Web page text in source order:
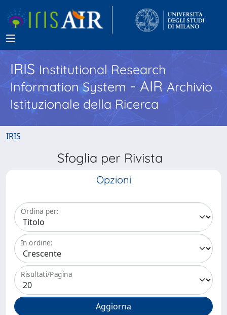
IRISInstitutional Research
Information System - AIR Archivio
Istituzionale della Ricerca
IRIS
Sfoglia per Rivista
Opzioni
Ordina per:
In ordine:
Risultati/Pagina